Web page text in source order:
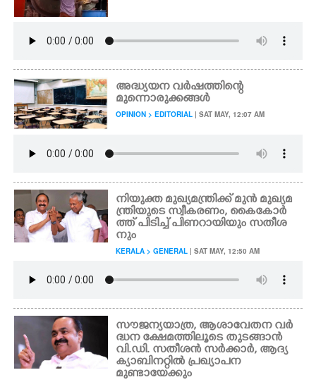
അദ്ധ്യയന വർഷത്തിന്റെ
മുന്നൊരുക്കങ്ങൾ
OPINION > EDITORIAL | SAT MAY, 12:07 AM
നിയുക്ത മുഖ്യമന്ത്രിക്ക് മുൻ മുഖ്യമ
ന്ത്രിയുടെ സ്വീകരണം, കൈകോർ
ത്ത് പിടിച്ച് പിണറായിയും സതീശ
നും
KERALA > GENERAL | SAT MAY, 12:50 AM
സൗജന്യയാത്ര, ആശാവേതന വർ
ദ്ധന ക്ഷേമത്തിലൂടെ തുടങ്ങാൻ
വി.ഡി. സതീശൻ സർക്കാർ, ആദ്യ
ക്യാബിനറ്റിൽ പ്രഖ്യാപന
മുണ്ടായേക്കും